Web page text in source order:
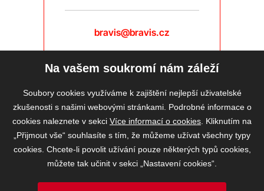
bravis@bravis.cz
Na vašem soukromí nám záleží
Soubory cookies využíváme k zajištění nejlepší uživatelské
zkušenosti s našimi webovými stránkami. Podrobné informace o
cookies naleznete v sekci Více informací o cookies . Kliknutím na
„Přijmout vše“ souhlasíte s tím, že můžeme užívat všechny typy
cookies. Chcete-li povolit užívání pouze některých typů cookies,
můžete tak učinit v sekci „Nastavení cookies“.